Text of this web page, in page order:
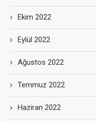
Ekim 2022
Eylül 2022
Ağustos 2022
Temmuz 2022
Haziran 2022